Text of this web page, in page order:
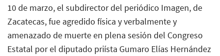
10 de marzo, el subdirector del periódico Imagen, de
Zacatecas, fue agredido física y verbalmente y
amenazado de muerte en plena sesión del Congreso
Estatal por el diputado priísta Gumaro Elías Hernández